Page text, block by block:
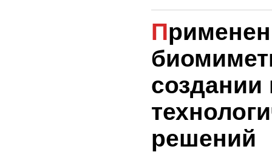
Применение
решений